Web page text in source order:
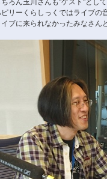
ちろん玉川さんも"ゲスト"として
リーくらしっくではライブの
イブに来られなかったみなさん